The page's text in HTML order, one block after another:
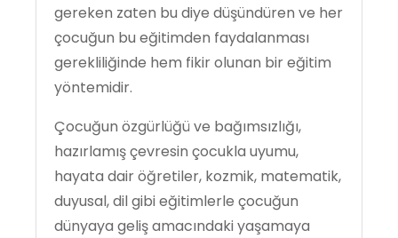
gereken zaten bu diye düşündüren ve her
çocuğun bu eğitimden faydalanması
gerekliliğinde hem fikir olunan bir eğitim
yöntemidir.
Çocuğun özgürlüğü ve bağımsızlığı,
hazırlamış çevresin çocukla uyumu,
hayata dair öğretiler, kozmik, matematik,
duyusal, dil gibi eğitimlerle çocuğun
dünyaya geliş amacındaki yaşamaya